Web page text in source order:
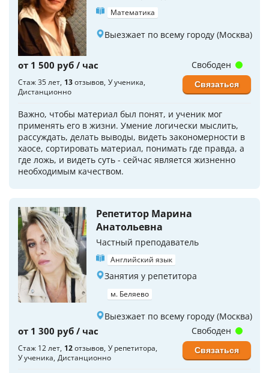
Математика
Выезжает по всему городу (Москва)
от 1 500 руб / час
Стаж 35 лет 13отзывов У ученика
Дистанционно
Важно, чтобы материал был понят, и ученик мог
применять его в жизни. Умение логически мыслить,
рассуждать, делать выводы, видеть закономерности в
хаосе, сортировать материал, понимать где правда, а
где ложь, и видеть суть - сейчас является жизненно
необходимым качеством.
Свободен
Связаться
Репетитор Марина
Анатольевна
Частный преподаватель
Английский язык
Занятия у репетитора
м. Беляево
Выезжает по всему городу (Москва)
от 1 300 руб / час
Стаж 12 лет 12отзывов У репетитора
У ученика Дистанционно
Свободен
Связаться